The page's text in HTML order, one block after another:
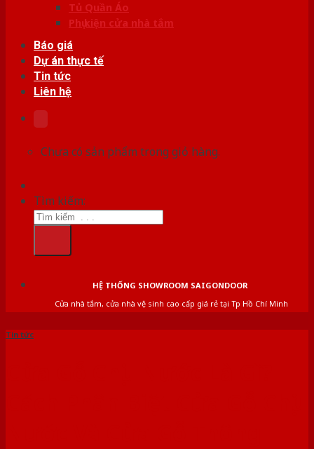
Tủ Quần Áo
Phụ kiện cửa nhà tắm
Báo giá
Dự án thực tế
Tin tức
Liên hệ
Chưa có sản phẩm trong giỏ hàng.
Tìm kiếm:
HỆ THỐNG SHOWROOM SAIGONDOOR
Cửa nhà tắm, cửa nhà vệ sinh cao cấp giá rẻ tại Tp Hồ Chí Minh
Tin tức